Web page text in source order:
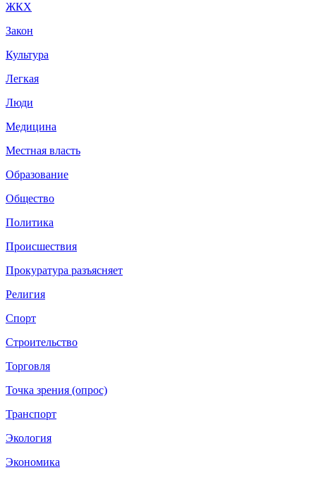
ЖКХ
Закон
Культура
Легкая
Люди
Медицина
Местная власть
Образование
Общество
Политика
Происшествия
Прокуратура разъясняет
Религия
Спорт
Строительство
Торговля
Точка зрения (опрос)
Транспорт
Экология
Экономика